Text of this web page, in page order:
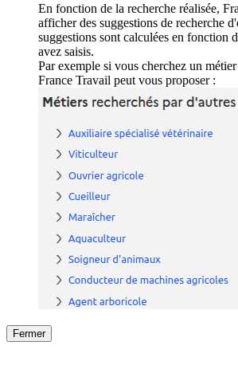
En fonction de la recherche réalisée,
afficher des suggestions de recherche
suggestions sont calculées en fonction
avez saisis.
Par exemple si vous cherchez un
France Travail peut vous proposer :
Fermer